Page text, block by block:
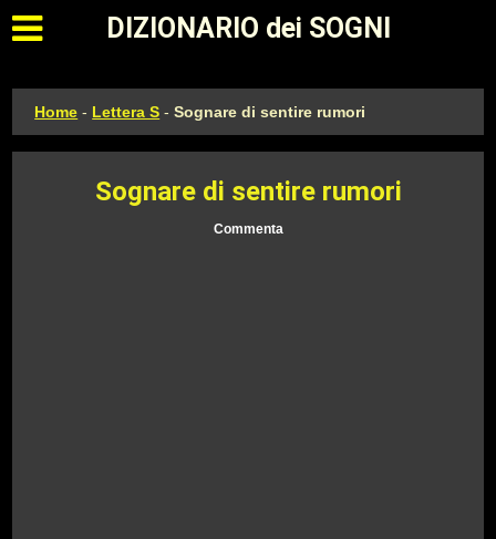
Apri il menu principale
DIZIONARIO dei SOGNI
Home - Lettera S -Sognare di sentire rumori
Sognare di sentire rumori
Commenta